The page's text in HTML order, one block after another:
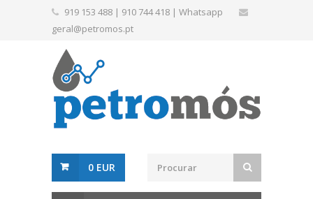
919 153 488 | 910 744 418 | Whatsapp
geral@petromos.pt
0 EUR